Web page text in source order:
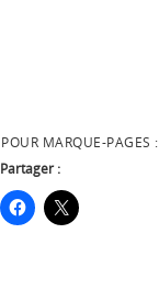
POUR MARQUE-PAGES :
Partager :